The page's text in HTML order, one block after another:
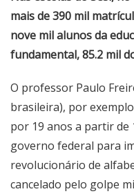
mais de 390 mil
nove mil alunos da
fundamental, 85.2 mil
O professor Paulo
brasileira), por
por 19 anos a partir de
governo federal para
revolucionário de
cancelado pelo golpe